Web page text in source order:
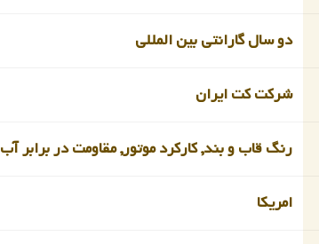
دو سال گارانتی بین المللی
شرکت کت ایران
رنگ قاب و بند, کارکرد موتور, مقاومت در برابر آب
امریکا